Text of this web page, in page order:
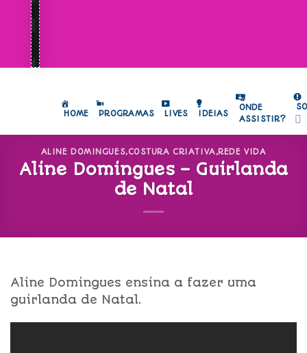
HOME PROGRAMAS LIVES IDEIAS
ONDE
ASSISTIR?
ALINE DOMINGUES,COSTURA CRIATIVA,REDE VIDA
Aline Domingues – Guirlanda
de Natal
Aline Domingues ensina a fazer uma
guirlanda de Natal.